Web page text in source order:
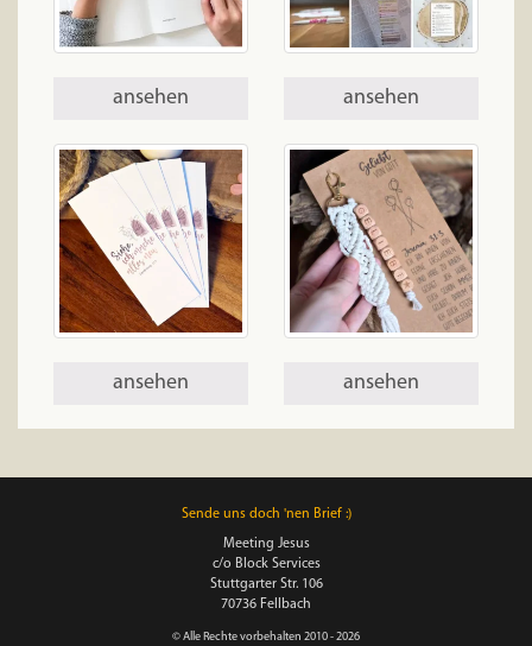
ansehen ansehen
ansehen ansehen
Sende uns doch 'nen Brief :)
Meeting Jesus
c/o Block Services
Stuttgarter Str. 106
70736 Fellbach
© Alle Rechte vorbehalten 2010 - 2026